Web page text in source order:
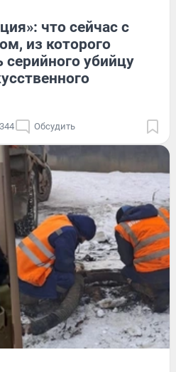
что сейчас с
из которого
серийного убийцу
Обсудить